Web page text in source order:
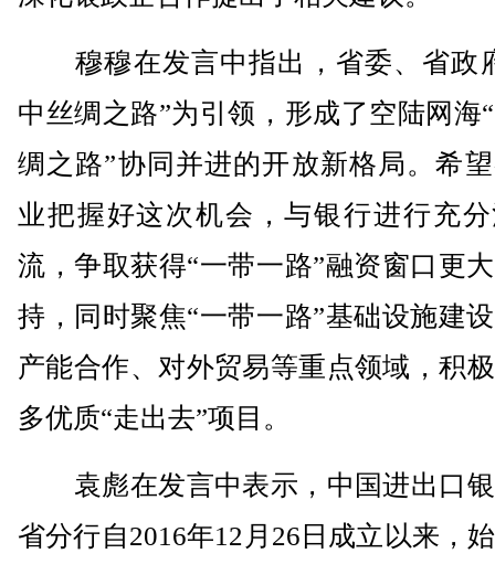
穆穆在发言中指出，省委、省政
中丝绸之路”为引领，形成了空陆网海
绸之路”协同并进的开放新格局。希
业把握好这次机会，与银行进行充
流，争取获得“一带一路”融资窗口更
持，同时聚焦“一带一路”基础设施建
产能合作、对外贸易等重点领域，积
多优质“走出去”项目。
袁彪在发言中表示，中国进出口
省分行自2016年12月26日成立以来，